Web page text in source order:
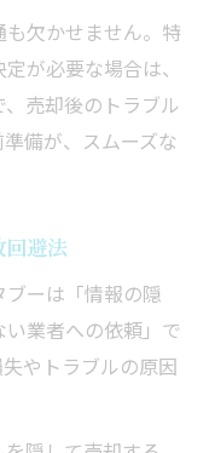
欠かせません。特
が必要な場合は、
売却後のトラブル
備が、スムーズな
避法
ーは「情報の隠
業者への依頼」で
やトラブルの原因